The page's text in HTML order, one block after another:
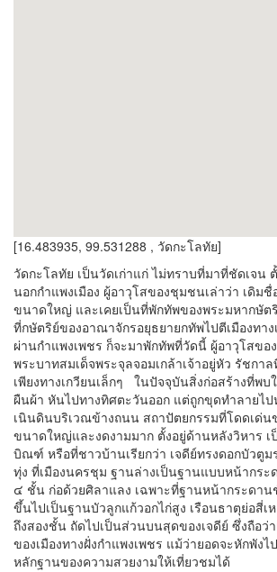
[16.483935, 99.531288 , วัดกะโลทัย]
วัดกะโลทัย เป็นวัดเก่าแก่ ไม่ทราบที่มาที่ชัดเจน
นอกกำแพงเมือง ผู้อาวุโสของชุมชนเล่าว่า เดิมชื่
ขนาดใหญ่ และเคยเป็นที่พักทัพของพระมหากษัต
ที่กษัตริย์ของอาณาจักรอยุธยายกทัพไปตีเมืองทา
ผ่านกำแพงเพชร ก็จะมาพักทัพที่วัดนี้ ผู้อาวุโสขอ
พระบาทสมเด็จพระจุลจอมเกล้าเจ้าอยู่หัว รัชกา
เพียงทางเกวียนเล็กๆ ในปัจจุบันสิ่งก่อสร้างที่พบ
ผืนผ้า หันไปทางทิศตะวันออก แต่ถูกขุดทำลายไป
เนินดินบริเวณข้างถนน สถาปัตยกรรมที่โดดเด่น
ขนาดใหญ่และงดงามมาก ตั้งอยู่ด้านหลังวิหาร เ
บิณฑ์ หรือที่ชาวบ้านเรียกว่า เจดีย์ทรงดอกบัวตูม
ทุ่ง ที่เมืองนครชุม ฐานล่างเป็นฐานแบบหน้ากร
๔ ชั้น ก่อด้วยศิลาแลง เฉพาะที่ฐานหน้ากระดา
ขึ้นไปเป็นฐานบัวลูกแก้วอกไก่สูง เรือนธาตุย่อสี่
ถึงสองชั้น ถัดไปเป็นส่วนบนสุดของเจดีย์ ซึ่งถือว่า
ของเมืองทางฝั่งกำแพงเพชร แม้ว่ายอดจะหักพังไ
หลักฐานของความสวยงามให้เที่ยวชมได้